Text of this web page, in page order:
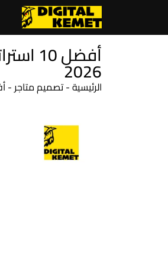
أفضل
2026
الرئيسية-تصميم متاجر-أفضل 10